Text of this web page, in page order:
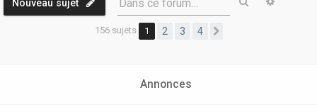
Nouveau sujet Dans ce forum…
156 sujets 1 2 3 4
Annonces